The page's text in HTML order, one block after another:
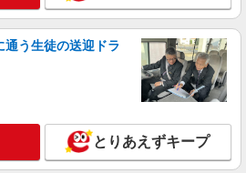
市｜交通手段相談OK★
詳細を見る
≫≫≫履歴書不要＆面接なし！駅チカ
護助手急募
通う生徒の送迎ドラ
とりあえずキープ